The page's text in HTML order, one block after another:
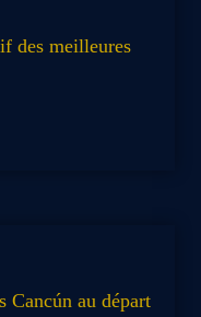
des meilleures
Cancún au départ